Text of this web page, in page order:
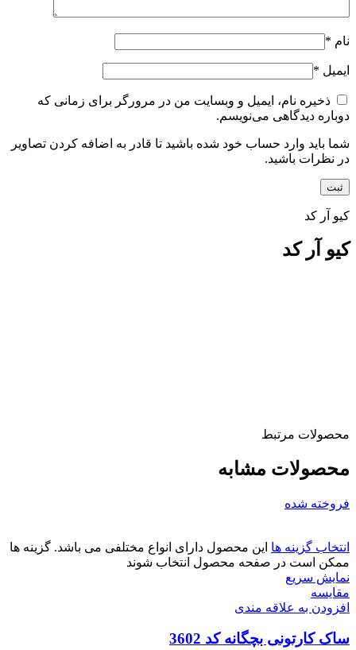
نام *
ایمیل *
ذخیره نام، ایمیل و وبسایت من در مرورگر برای زمانی که
دوباره دیدگاهی می‌نویسم.
شما باید وارد حساب خود شده باشید تا قادر به اضافه کردن تصاویر
در نظرات باشید.
کیو آر کد
کیو آر کد
محصولات مرتبط
محصولات مشابه
فروخته شده
انتخاب گزینه ها این محصول دارای انواع مختلفی می باشد. گزینه ها
ممکن است در صفحه محصول انتخاب شوند
نمایش سریع
مقايسه
افزودن به علاقه مندی
ساک کارتونی بچگانه کد 3602